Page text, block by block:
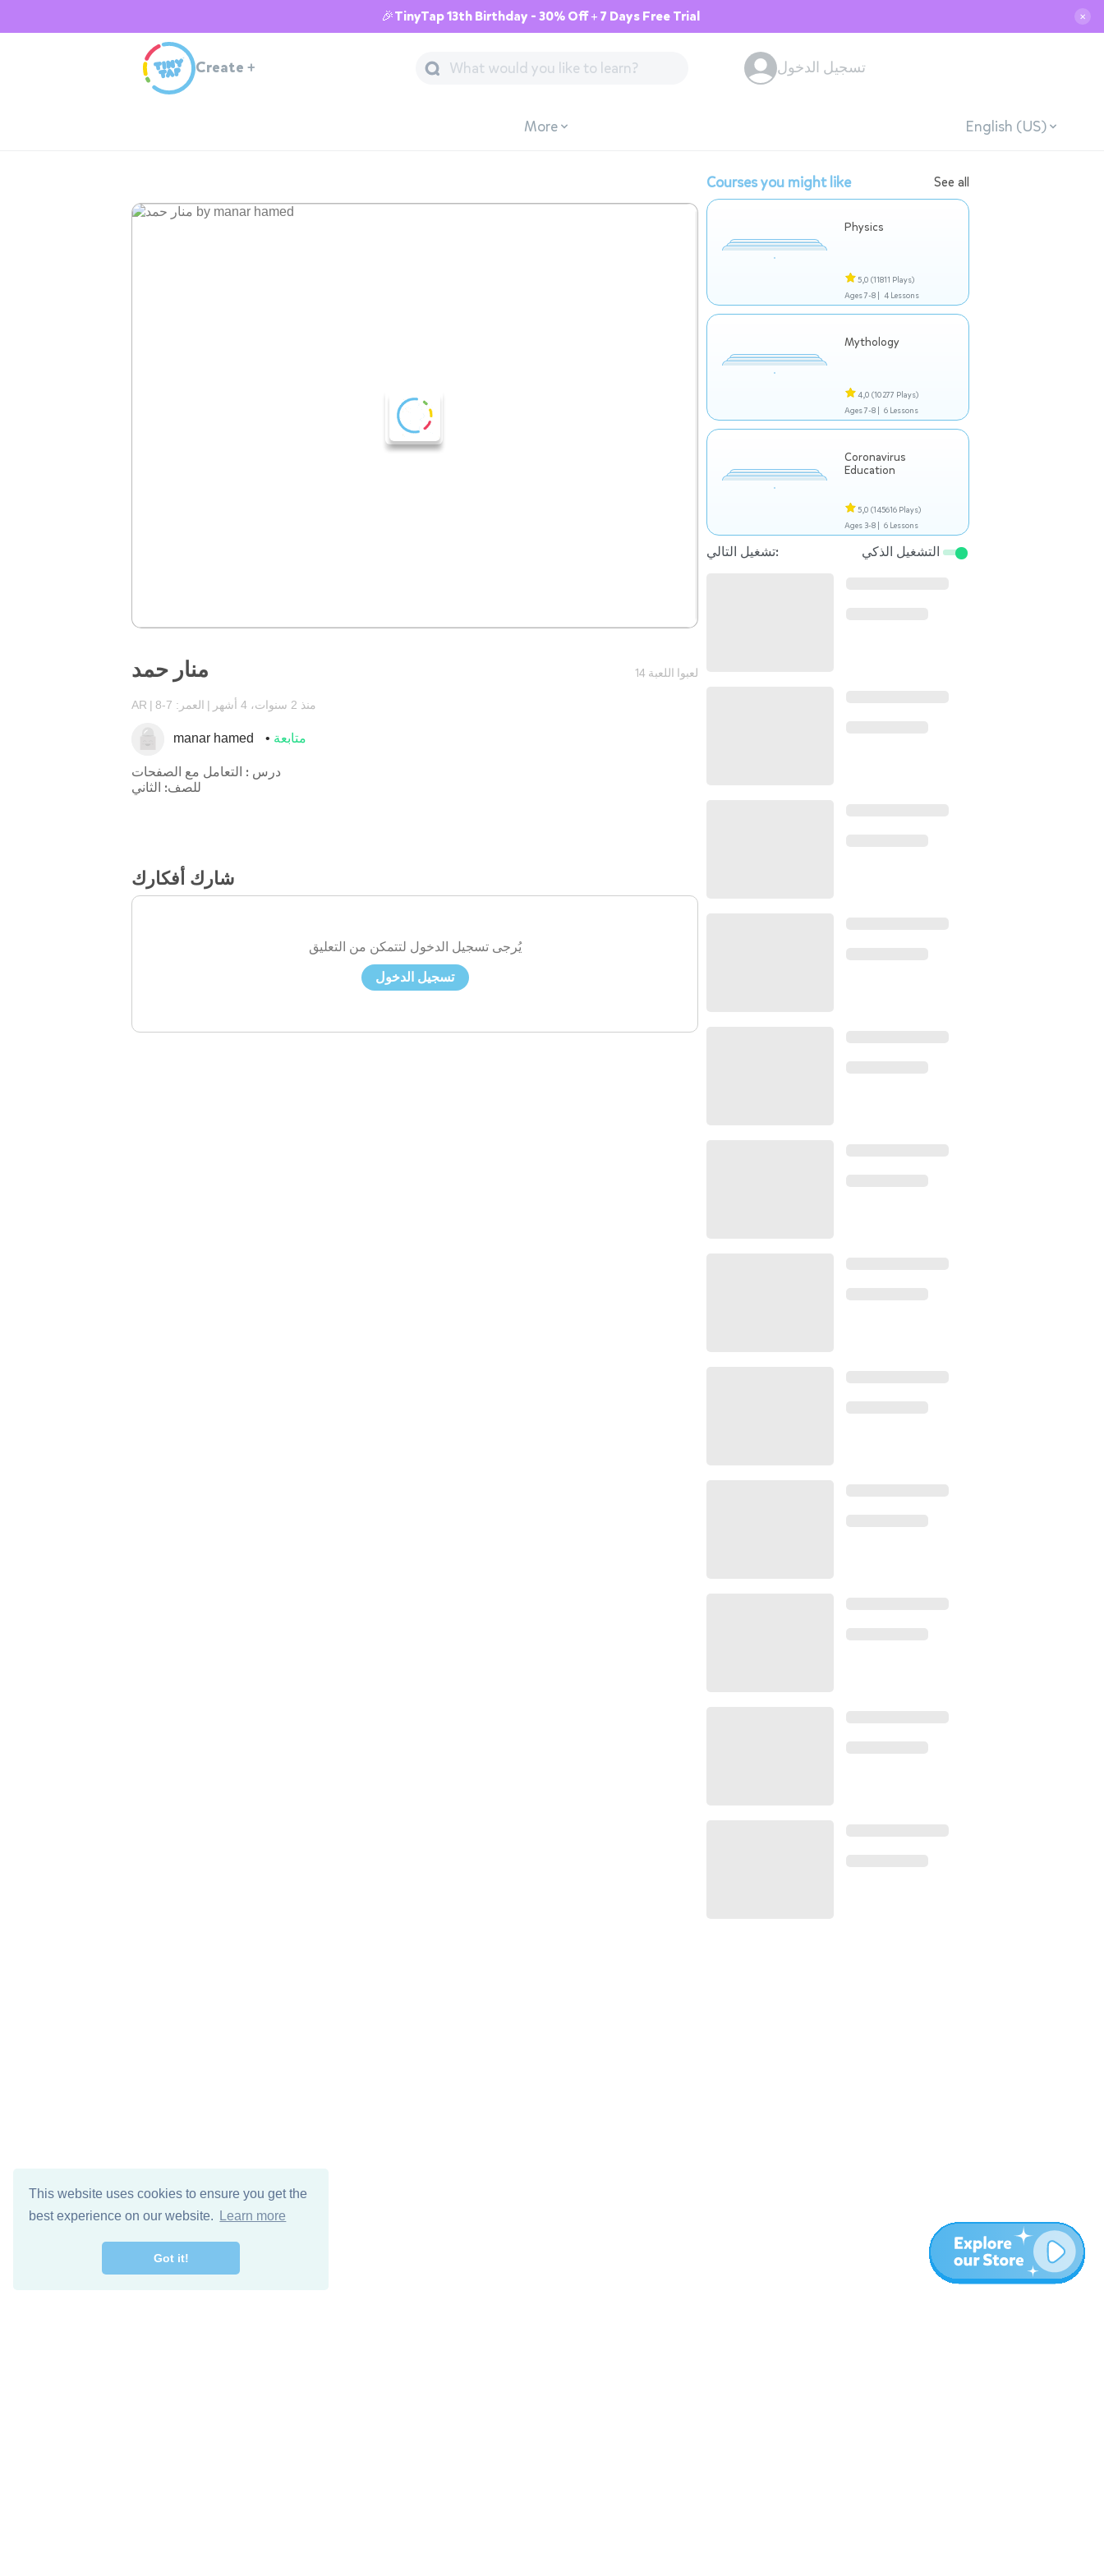
This website uses cookies to ensure you get the
best experience on our website.
Learn more
Got it!
🎉TinyTap 13th Birthday - 30% Off + 7 Days Free Trial ✕
Create + تسجيل الدخول
More English (US)
منار حمد 14 لعبوا اللعبة
AR العمر: 7-8 منذ 2 سنوات، 4 أشهر
manar hamed متابعة
درس : التعامل مع الصفحات
للصف: الثاني
شارك أفكارك
يُرجى تسجيل الدخول لتتمكن من التعليق
تسجيل الدخول
Courses you might like See all
Physics
5,0 (11811 Plays)
Ages 7-8 | 4 Lessons
Mythology
4,0 (10277 Plays)
Ages 7-8 | 6 Lessons
Coronavirus
Education
5,0 (145616 Plays)
Ages 3-8 | 6 Lessons
تشغيل التالي: